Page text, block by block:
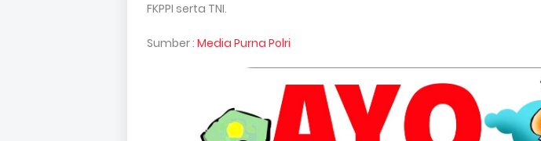
FKPPI serta TNI.
Sumber : Media Purna Polri